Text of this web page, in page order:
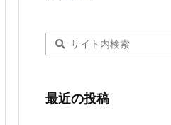
最近の投稿